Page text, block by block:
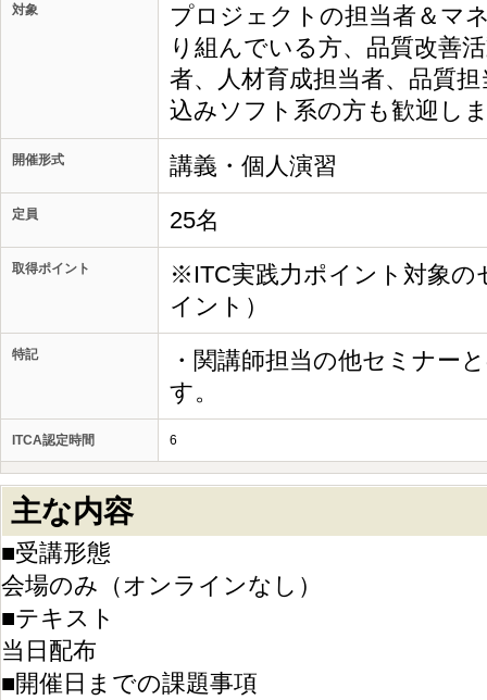
対象
プロジェクトの担当者＆マ
り組んでいる方、品質改善
者、人材育成担当者、品質
込みソフト系の方も
開催形式 講義・個人演習
定員 25名
取得ポイント
※ITC実践力ポイント対象の
イント）
特記
・関講師担当の他セミナー
す。
ITCA認定時間 6
主な内容
■受講形態
会場のみ（オンラインなし）
■テキスト
当日配布
■開催日までの課題事項